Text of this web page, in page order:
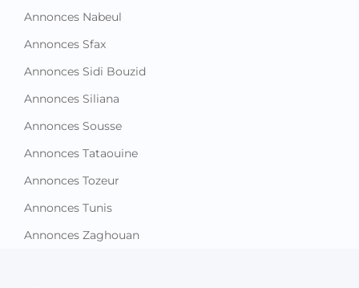
Annonces Nabeul
Annonces Sfax
Annonces Sidi Bouzid
Annonces Siliana
Annonces Sousse
Annonces Tataouine
Annonces Tozeur
Annonces Tunis
Annonces Zaghouan